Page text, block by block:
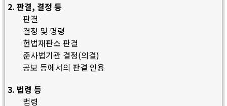
2. 판결, 결정 등
판결
결정 및 명령
헌법재판소 판결
준사법기관 결정(의결)
공보 등에서의 판결 인용
3. 법령 등
법령